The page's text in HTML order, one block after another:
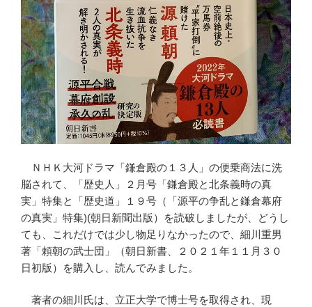
ＮＨＫ大河ドラマ「鎌倉殿の１３人」の便乗商法に洗
脳されて、「歴史人」２月号「鎌倉殿と北条義時の真
実」特集と「歴史道」１９号（「源平の争乱と鎌倉幕府
の真実」特集)(朝日新聞出版）を読破しましたが、どうし
ても、これだけでは少し物足りなかったので、細川重男
著「頼朝の武士団」（朝日新書、２０２１年１１月３０
日初版）を購入し、読んでみました。
著者の細川氏は、立正大学で博士号を取得され、現